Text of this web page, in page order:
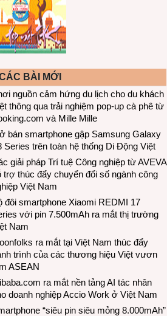
BÀI MỚI
nguồn cảm hứng du lịch cho du khách
thông qua trải nghiệm pop-up cà phê từ
và Mille Mille
bán smartphone gập Samsung Galaxy
Series trên toàn hệ thống Di Động Việt
giải pháp Trí tuệ Công nghiệp từ AVEVA
trợ thúc đẩy chuyển đổi số ngành công
Việt Nam
đôi smartphone Xiaomi REDMI 17
với pin 7.500mAh ra mắt thị trường
Nam
ra mắt tại Việt Nam thúc đẩy
trình của các thương hiệu Việt vươn
ASEAN
ra mắt nền tảng AI tác nhân
doanh nghiệp Accio Work ở Việt Nam
“siêu pin siêu mỏng 8.000mAh”